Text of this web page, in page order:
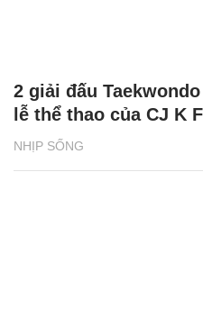
NHỊP SỐNG
2 giải đấu
lễ thể thao của CJ K